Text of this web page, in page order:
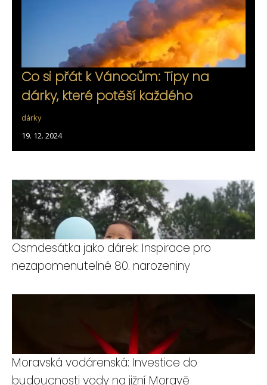
Co si přát k Vánocům: Tipy na
dárky, které potěší každého
dárky
19. 12. 2024
Osmdesátka jako dárek: Inspirace pro
nezapomenutelné 80. narozeniny
Moravská vodárenská: Investice do
budoucnosti vody na jižní Moravě